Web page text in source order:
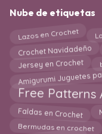
Nube de etiquetas
Lazos en Crochet
Crochet Navidadeño
Jersey en Crochet
Amigurumi Juguetes
Free Patterns
Faldas en Crochet
Bermudas en crochet